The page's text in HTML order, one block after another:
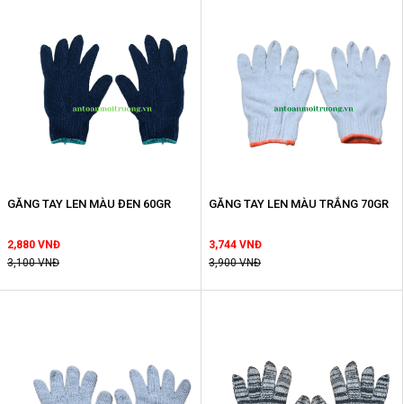
GĂNG TAY LEN MÀU ĐEN 60GR
2,880 VNĐ
3,100 VNĐ
GĂNG TAY LEN MÀU TRẮNG 70GR
3,744 VNĐ
3,900 VNĐ